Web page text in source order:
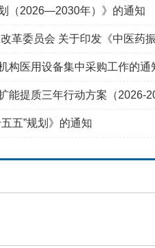
（2026—2030年）》的通知
革委员会 关于印发《中医药
构医用设备集中采购工作的通
能提质三年行动方案（2026-
五”规划》的通知